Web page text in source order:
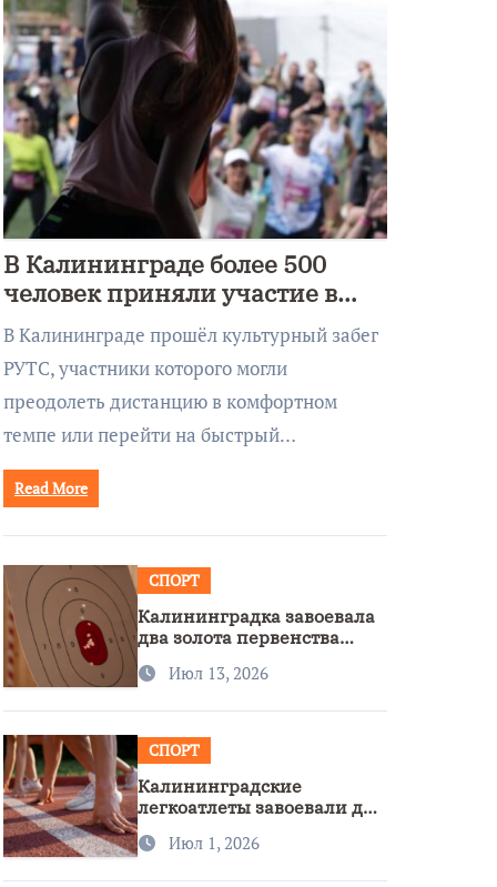
В Калининграде более 500
человек приняли участие в
культурном забеге
В Калининграде прошёл культурный забег
РУТС, участники которого могли
преодолеть дистанцию в комфортном
темпе или перейти на быстрый…
Read More
СПОРТ
Калининградка завоевала
два золота первенства
Июл 13, 2026
СПОРТ
Калининградские
легкоатлеты завоевали две
РоссииИюл 1, 2026